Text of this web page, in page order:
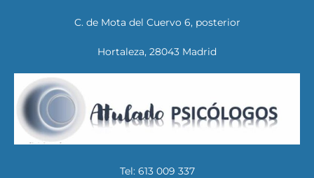
C. de Mota del Cuervo 6, posterior
Hortaleza, 28043 Madrid
Tel: 613 009 337